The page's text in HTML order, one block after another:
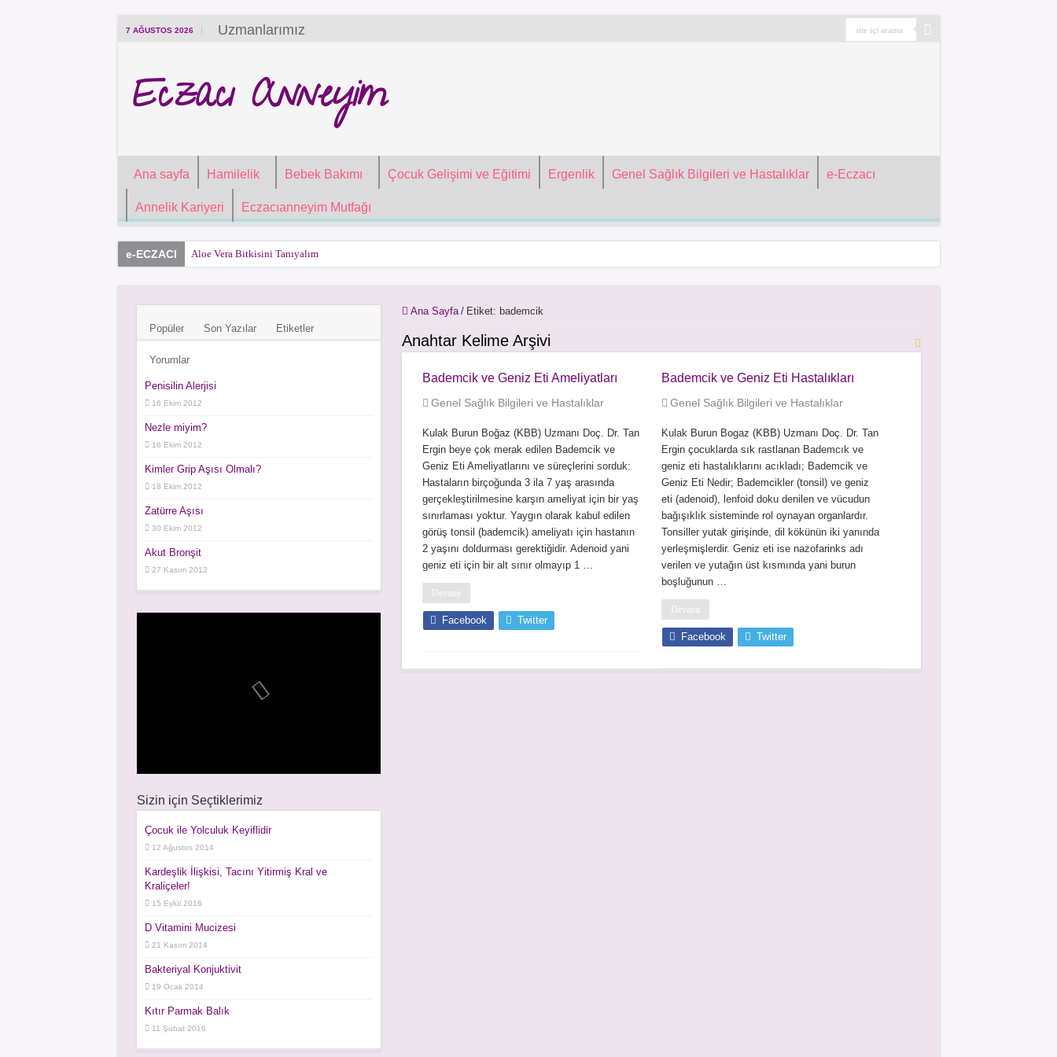
7 AĞUSTOS 2026 Uzmanlarımız
Eczacı Anneyim
Ana sayfa Hamilelik Bebek Bakımı Çocuk Gelişimi ve Eğitimi Ergenlik Genel Sağlık Bilgileri ve Hastalıklar e-Eczacı
Annelik Kariyeri Eczacıanneyim Mutfağı
e-ECZACI Aloe Vera Bitkisini Tanıyalım
İlaç Alerjisi ve Tipleri
İlaç Kullanma Talimatı
Tuz Tüketimi Nasıl Azaltılır
Hamilelik İdrar Test Kiti Nasıl Çalışır?
Antioksidan Nedir ve Nerelerde Bulunur?
Ana Sayfa / Etiket: bademcik
Anahtar Kelime Arşivi
Bademcik ve Geniz Eti Ameliyatları
Genel Sağlık Bilgileri ve Hastalıklar
Kulak Burun Boğaz (KBB) Uzmanı Doç. Dr. Tan
Ergin beye çok merak edilen Bademcik ve
Geniz Eti Ameliyatlarını ve süreçlerini sorduk:
Hastaların birçoğunda 3 ila 7 yaş arasında
gerçekleştirilmesine karşın ameliyat için bir yaş
sınırlaması yoktur. Yaygın olarak kabul edilen
görüş tonsil (bademcik) ameliyatı için hastanın
2 yaşını doldurması gerektiğidir. Adenoid yani
geniz eti için bir alt sınır olmayıp 1 …
Devamı
Facebook Twitter
Bademcik ve Geniz Eti Hastalıkları
Genel Sağlık Bilgileri ve Hastalıklar
Kulak Burun Bogaz (KBB) Uzmanı Doç. Dr. Tan
Ergin çocuklarda sık rastlanan Bademcık ve
geniz eti hastalıklarını acıkladı; Bademcik ve
Geniz Eti Nedir; Bademcikler (tonsil) ve geniz
eti (adenoid), lenfoid doku denilen ve vücudun
bağışıklık sisteminde rol oynayan organlardır.
Tonsiller yutak girişinde, dil kökünün iki yanında
yerleşmişlerdir. Geniz eti ise nazofarinks adı
verilen ve yutağın üst kısmında yani burun
boşluğunun …
Devamı
Facebook Twitter
Popüler Son Yazılar Etiketler
Yorumlar
Penisilin Alerjisi
16 Ekim 2012
Nezle miyim?
16 Ekim 2012
Kimler Grip Aşısı Olmalı?
18 Ekim 2012
Zatürre Aşısı
30 Ekim 2012
Akut Bronşit
27 Kasım 2012
Sizin için Seçtiklerimiz
Çocuk ile Yolculuk Keyiflidir
12 Ağustos 2014
Kardeşlik İlişkisi, Tacını Yitirmiş Kral ve
Kraliçeler!
15 Eylül 2016
D Vitamini Mucizesi
21 Kasım 2014
Bakteriyal Konjuktivit
19 Ocak 2014
Kıtır Parmak Balık
11 Şubat 2016